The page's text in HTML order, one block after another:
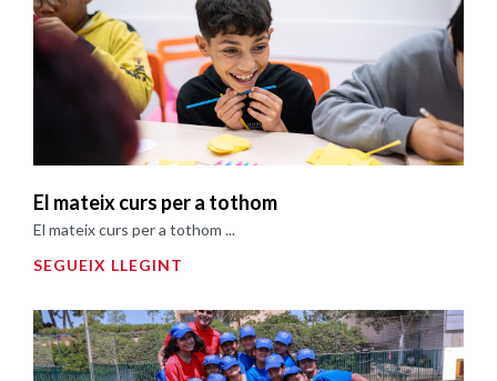
El mateix curs per a tothom
El mateix curs per a tothom ...
SEGUEIX LLEGINT